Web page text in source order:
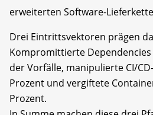
erweiterten Software-
Drei Eintrittsvektoren prägen
Kompromittierte
der Vorfälle, manipulierte CI/
Prozent und vergiftete
Prozent.